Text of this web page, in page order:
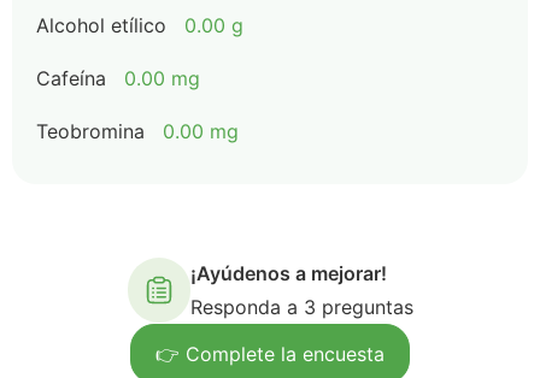
Alcohol etílico 0.00 g
Cafeína 0.00 mg
Teobromina 0.00 mg
¡Ayúdenos a mejorar!
Responda a 3 preguntas
👉 Complete la encuesta